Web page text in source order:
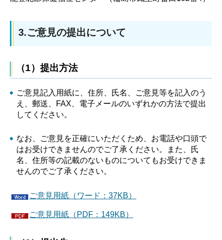
3.ご意見の提出について
（1）提出方法
ご意見記入用紙に、住所、氏名、ご意見等を記入のう
え、郵送、FAX、電子メールのいずれかの方法で提出
してください。
なお、ご意見を正確にいただくため、お電話や口頭で
はお受けできませんのでご了承ください。また、氏
名、住所等の記載のないものについてもお受けできま
せんのでご了承ください。
ご意見用紙（ワード：37KB）
ご意見用紙（PDF：149KB）